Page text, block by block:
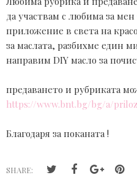
да участвам с любима за
приложение в света на
за маслата, разбихме един
направим DIY масло за
предаването и рубриката
https://www.bnt.bg/bg/a/
Благодаря за поканата !
SHARE: